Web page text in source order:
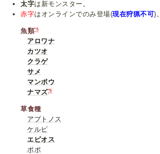
太字は新モンスター。
赤字はオンラインでのみ登場(現在狩猟不可)。
魚類*5
アロワナ
カツオ
クラゲ
サメ
マンボウ
ナマズ*6
草食種
アプトノス
ケルビ
エピオス
ポポ